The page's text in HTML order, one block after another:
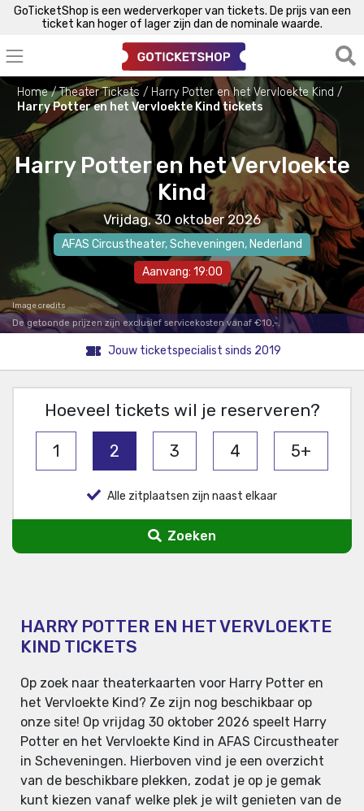
GoTicketShop is een wederverkoper van tickets. De prijs van een
ticket kan hoger of lager zijn dan de nominale waarde.
Home Theater Tickets
Harry Potter en het Vervloekte Kind
Harry Potter en het Vervloekte Kind tickets
Harry Potter en het Vervloekte
Kind
Vrijdag, 30 oktober 2026
AFAS Circustheater,Scheveningen, Nederland
Aanvang: 19:00
Image credits
De getoonde prijzen zijn exclusief servicekosten vanaf €10,-.
Jouw ticketspecialist sinds 2019
Hoeveel tickets wil je reserveren?
1 2 3 4 5+
Alle zitplaatsen zijn naast elkaar
Zoeken
HARRY POTTER EN HET VERVLOEKTE
KIND TICKETS
Op zoek naar theaterkaarten voor Harry Potter en
het Vervloekte Kind? Ze zijn nog beschikbaar op
onze site! Op vrijdag 30 oktober 2026 speelt Harry
Potter en het Vervloekte Kind in AFAS Circustheater
in Scheveningen. Hierboven vind je een overzicht
van de beschikbare plekken, zodat je op je gemak
kunt kiezen vanaf welke plek je wilt genieten van de